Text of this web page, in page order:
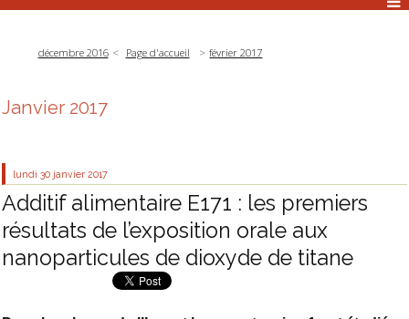
décembre 2016 Page d'accueil février 2017
Janvier 2017
lundi 30 janvier 2017
Additif alimentaire E171 : les premiers
résultats de l’exposition orale aux
nanoparticules de dioxyde de titane